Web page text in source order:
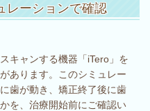
レーションで確認
キャンする機器「iTero」を
あります。このシミュレー
歯が動き、矯正終了後に歯
を、治療開始前にご確認い